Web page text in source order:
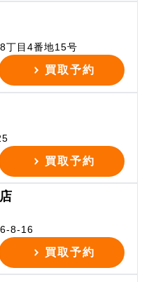
丁目4番地15号
買取予約
買取予約
8-16
買取予約